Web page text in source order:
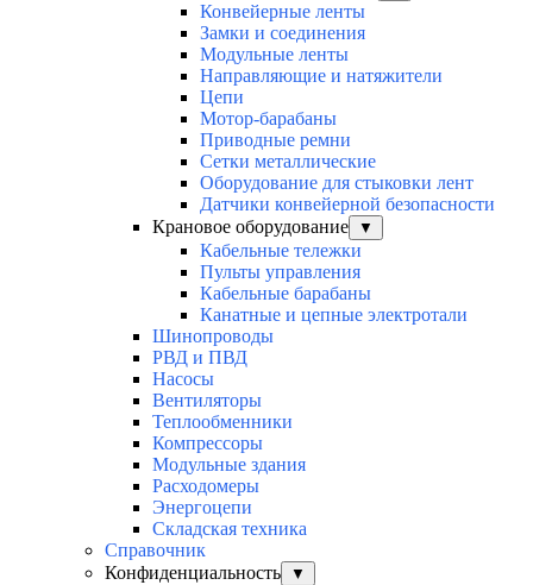
Конвейерные ленты
Замки и соединения
Модульные ленты
Направляющие и натяжители
Цепи
Мотор-барабаны
Приводные ремни
Сетки металлические
Оборудование для стыковки лент
Датчики конвейерной безопасности
Крановое оборудование
▼
Кабельные тележки
Пульты управления
Кабельные барабаны
Канатные и цепные электротали
Шинопроводы
РВД и ПВД
Насосы
Вентиляторы
Теплообменники
Компрессоры
Модульные здания
Расходомеры
Энергоцепи
Складская техника
Справочник
Конфиденциальность
▼